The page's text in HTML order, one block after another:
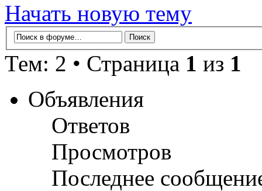
Начать новую тему
Тем: 2 • Страница 1 из 1
Объявления
Ответов
Просмотров
Последнее